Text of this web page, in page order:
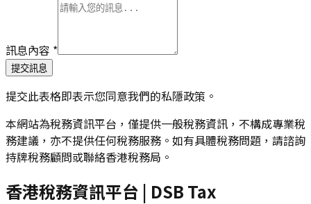
訊息內容 *
提交訊息
提交此表格即表示您同意我們的私隱政策。
本網站為稅務資訊平台，僅提供一般稅務資訊，不構成專業稅
務建議，亦不提供任何稅務服務。如有具體稅務問題，請諮詢
持牌稅務顧問或聯絡香港稅務局。
香港稅務資訊平台 | DSB Tax